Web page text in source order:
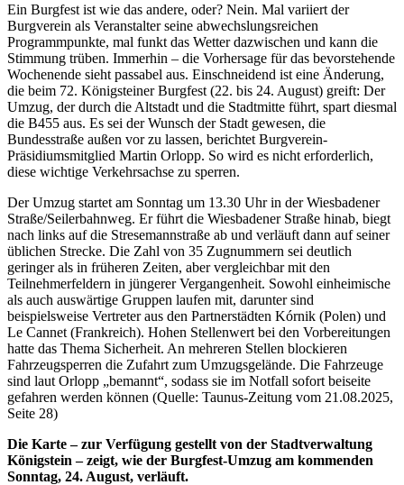
Ein Burgfest ist wie das andere, oder? Nein. Mal variiert der
Burgverein als Veranstalter seine abwechslungsreichen
Programmpunkte, mal funkt das Wetter dazwischen und kann die
Stimmung trüben. Immerhin – die Vorhersage für das bevorstehende
Wochenende sieht passabel aus. Einschneidend ist eine Änderung,
die beim 72. Königsteiner Burgfest (22. bis 24. August) greift: Der
Umzug, der durch die Altstadt und die Stadtmitte führt, spart diesmal
die B455 aus. Es sei der Wunsch der Stadt gewesen, die
Bundesstraße außen vor zu lassen, berichtet Burgverein-
Präsidiumsmitglied Martin Orlopp. So wird es nicht erforderlich,
diese wichtige Verkehrsachse zu sperren.
Der Umzug startet am Sonntag um 13.30 Uhr in der Wiesbadener
Straße/Seilerbahnweg. Er führt die Wiesbadener Straße hinab, biegt
nach links auf die Stresemannstraße ab und verläuft dann auf seiner
üblichen Strecke. Die Zahl von 35 Zugnummern sei deutlich
geringer als in früheren Zeiten, aber vergleichbar mit den
Teilnehmerfeldern in jüngerer Vergangenheit. Sowohl einheimische
als auch auswärtige Gruppen laufen mit, darunter sind
beispielsweise Vertreter aus den Partnerstädten Kórnik (Polen) und
Le Cannet (Frankreich). Hohen Stellenwert bei den Vorbereitungen
hatte das Thema Sicherheit. An mehreren Stellen blockieren
Fahrzeugsperren die Zufahrt zum Umzugsgelände. Die Fahrzeuge
sind laut Orlopp „bemannt“, sodass sie im Notfall sofort beiseite
gefahren werden können (Quelle: Taunus-Zeitung vom 21.08.2025,
Seite 28)
Die Karte – zur Verfügung gestellt von der Stadtverwaltung
Königstein – zeigt, wie der Burgfest-Umzug am kommenden
Sonntag, 24. August, verläuft.